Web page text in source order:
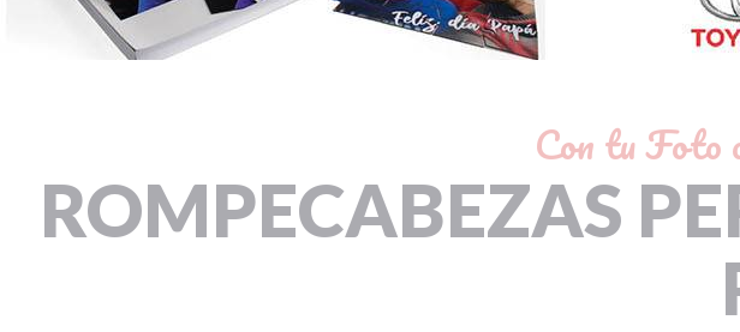
Con tu Foto
ROMPECABEZAS